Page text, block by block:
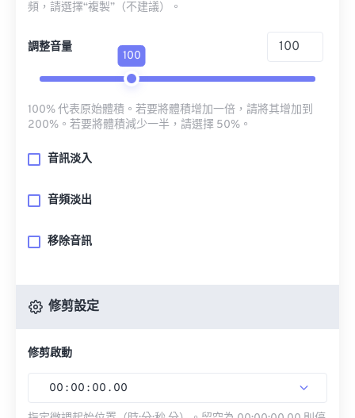
頻，請選擇“複製”（不建議）。
調整音量
100
100% 代表原始體積。若要將體積增加一倍，請將其增加到
200%。若要將體積減少一半，請選擇 50%。
音訊淡入
音頻淡出
移除音訊
修剪設定
修剪啟動
00 : 00 : 00 . 00